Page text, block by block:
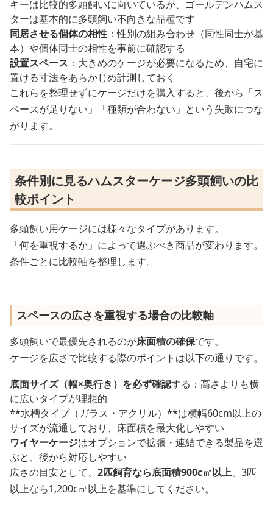
キーは比較的多頭飼いに向いているが、ゴールデンハムス
ターは基本的に多頭飼い不向きな品種です
同居させる個体の相性 ：性別の組み合わせ（同性同士が基
本）や個体同士の相性を事前に確認する
設置スペース ：大きめのケージが必要になるため、自宅に
置ける寸法をあらかじめ計測しておく
これらを整理せずにケージだけを購入すると、後から「ス
ペースが足りない」「種類が合わない」という失敗につな
がります。
条件別に見るハムスターケージ多頭飼いの比
較ポイント
多頭飼い用ケージには様々なタイプがあります。
「何を重視するか」によって選ぶべき商品が変わります。
条件ごとに比較軸を整理します。
スペースの広さを重視する場合の比較軸
多頭飼いで最優先されるのが床面積の確保です。
ケージを広さで比較する際のポイントは以下の通りです。
底面サイズ（幅×奥行き）を必ず確認する：高さよりも横
に広いタイプが理想的
**水槽タイプ（ガラス・アクリル）**は横幅60cm以上の
サイズが流通しており、床面積を最大化しやすい
ワイヤーケージはオプションで拡張・連結できる製品を選
ぶと、後から対応しやすい
広さの目安として、 2匹飼育なら底面積900c㎡以上、3匹
以上なら1,200c㎡以上を基準にしてください。